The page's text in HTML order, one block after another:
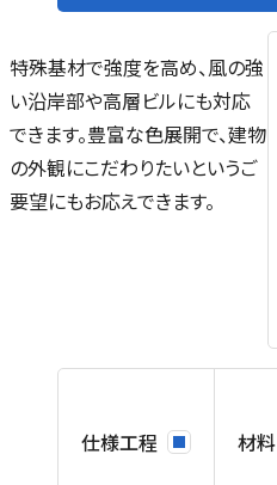
特殊基材で強度を高め、風の強
い沿岸部や高層ビルにも対応
できます。豊富な色展開で、建物
の外観にこだわりたいというご
要望にもお応えできます。
仕様工程 材料